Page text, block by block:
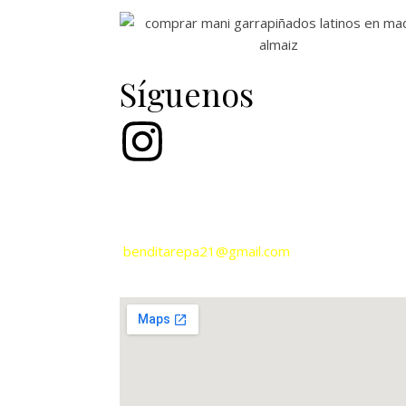
Síguenos
benditarepa21@gmail.com